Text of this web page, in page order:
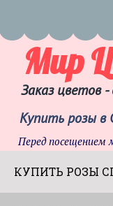
Мир
Заказ цветов
Купить розы в
Перед посещением
КУПИТЬ РОЗЫ